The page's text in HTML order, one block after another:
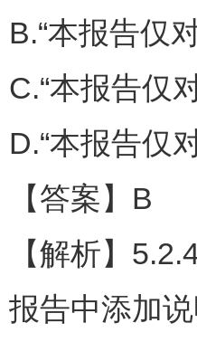
B.“本报告仅
C.“本报告仅
D.“本报告仅
【答案】B
【解析】
报告中添加